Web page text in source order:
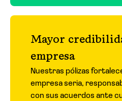
Mayor
empresa
Nuestras pólizas
empresa seria,
con sus acuerdos ante